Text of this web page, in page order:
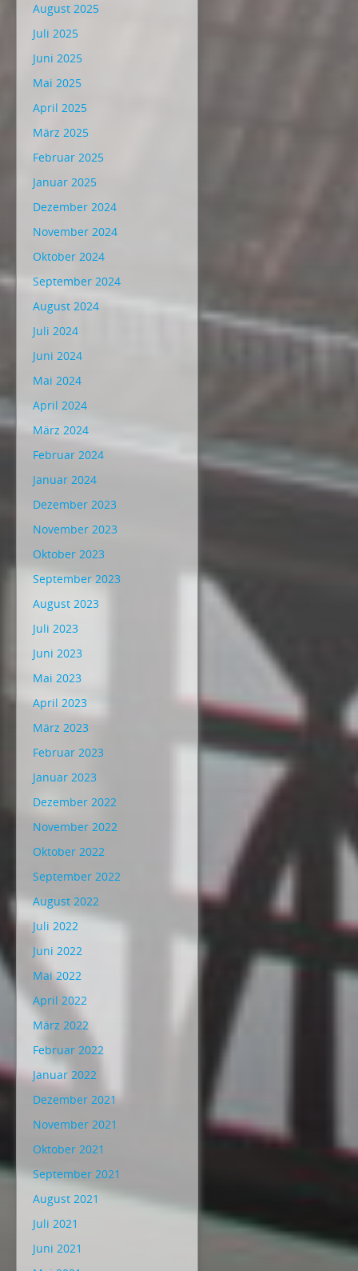
August 2025
Juli 2025
Juni 2025
Mai 2025
April 2025
März 2025
Februar 2025
Januar 2025
Dezember 2024
November 2024
Oktober 2024
September 2024
August 2024
Juli 2024
Juni 2024
Mai 2024
April 2024
März 2024
Februar 2024
Januar 2024
Dezember 2023
November 2023
Oktober 2023
September 2023
August 2023
Juli 2023
Juni 2023
Mai 2023
April 2023
März 2023
Februar 2023
Januar 2023
Dezember 2022
November 2022
Oktober 2022
September 2022
August 2022
Juli 2022
Juni 2022
Mai 2022
April 2022
März 2022
Februar 2022
Januar 2022
Dezember 2021
November 2021
Oktober 2021
September 2021
August 2021
Juli 2021
Juni 2021